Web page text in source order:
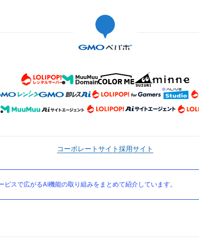
コーポレートサイト採用サイト
スで広がるAI機能の取り組みをまとめて紹介しています。